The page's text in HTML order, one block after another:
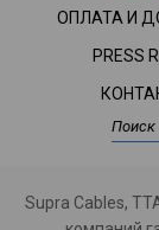
ОПЛАТА И
PRESS
Supra Cables,